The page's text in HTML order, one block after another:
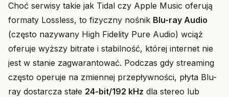
Choć serwisy takie jak Tidal czy Apple Music oferują
formaty Lossless, to fizyczny nośnik Blu-ray Audio
(często nazywany High Fidelity Pure Audio) wciąż
oferuje wyższy bitrate i stabilność, której internet nie
jest w stanie zagwarantować. Podczas gdy streaming
często operuje na zmiennej przepływności, płyta Blu-
ray dostarcza stałe 24-bit/192 kHz dla stereo lub